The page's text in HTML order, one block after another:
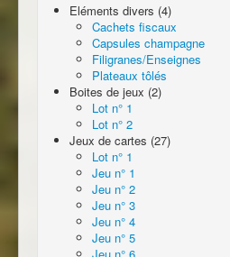
Eléments divers (4)
Cachets fiscaux
Capsules champagne
Filigranes/Enseignes
Plateaux tôlés
Boites de jeux (2)
Lot n° 1
Lot n° 2
Jeux de cartes (27)
Lot n° 1
Jeu n° 1
Jeu n° 2
Jeu n° 3
Jeu n° 4
Jeu n° 5